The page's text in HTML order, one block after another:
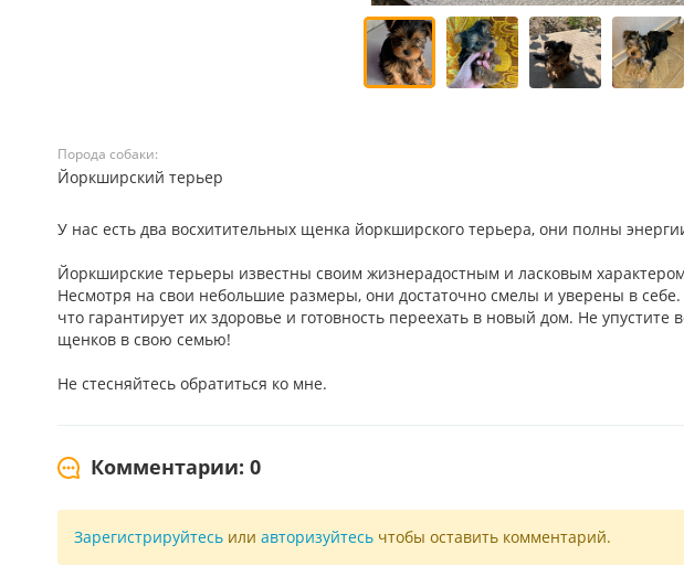
Порода собаки:
Йоркширский терьер
У нас есть два восхитительных щенка йоркширского терьера, они полны
Йоркширские терьеры известны своим жизнерадостным и ласковым
Несмотря на свои небольшие размеры, они достаточно смелы и уверены в
что гарантирует их здоровье и готовность переехать в новый дом. Не
щенков в свою семью!
Не стесняйтесь обратиться ко мне.
Комментарии: 0
Зарегистрируйтесь или авторизуйтесь чтобы оставить комментарий.